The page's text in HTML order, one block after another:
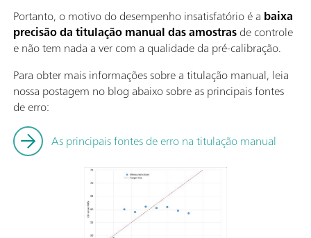
Portanto, o motivo do desempenho insatisfatório é a baixa
precisão da titulação manual das amostrasde controle
e não tem nada a ver com a qualidade da pré-calibração.
Para obter mais informações sobre a titulação manual, leia
nossa postagem no blog abaixo sobre as principais fontes
de erro:
As principais fontes de erro na titulação manual